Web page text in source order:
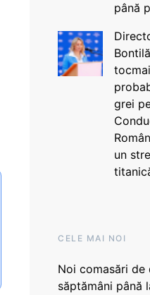
până
grei
un
CELE MAI NOI
Noi comasări de
săptămâni până